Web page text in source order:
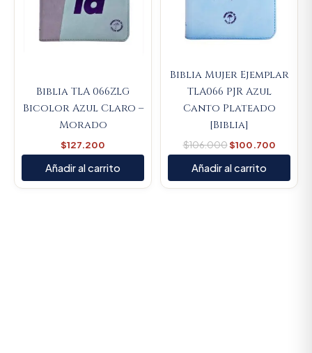
Biblia TLA 066ZLG
Bicolor Azul Claro –
Morado
$127.200
Añadir al carrito
Biblia Mujer Ejemplar
TLA066 PJR Azul
Canto Plateado
[Biblia]
$106.000$100.700
Añadir al carrito